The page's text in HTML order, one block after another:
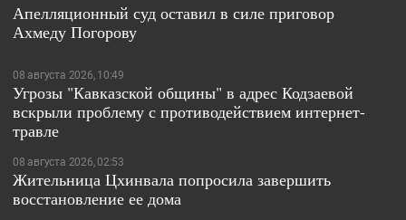
Апелляционный суд оставил в силе приговор
Ахмеду Погорову
08 августа 2026, 10:49
Угрозы "Кавказской общины" в адрес Кодзаевой
вскрыли проблему с противодействием интернет-
травле
08 августа 2026, 02:53
Жительница Цхинвала попросила завершить
восстановление ее дома